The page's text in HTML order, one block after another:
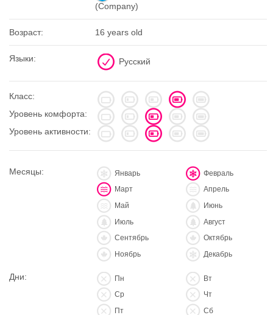
(Company)
Возраст: 16 years old
Языки: Русский
Класс:
Уровень комфорта:
Уровень активности:
Месяцы: Январь Февраль
Март Апрель
Май Июнь
Июль Август
Сентябрь Октябрь
Ноябрь Декабрь
Дни: Пн Вт
Ср Чт
Пт Сб